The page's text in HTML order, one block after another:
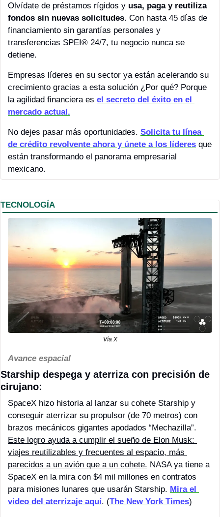
Olvídate de préstamos rígidos y usa, paga y reutiliza
fondos sin nuevas solicitudes. Con hasta 45 días de
financiamiento sin garantías personales y
transferencias SPEI® 24/7, tu negocio nunca se
detiene.
Empresas líderes en su sector ya están acelerando su
crecimiento gracias a esta solución ¿Por qué? Porque
la agilidad financiera es el secreto del éxito en el
mercado actual.
No dejes pasar más oportunidades. Solicita tu línea
de crédito revolvente ahora y únete a los líderes que
están transformando el panorama empresarial
mexicano.
TECNOLOGÍA
Vía X
Avance espacial
Starship despega y aterriza con precisión de
cirujano:
SpaceX hizo historia al lanzar su cohete Starship y
conseguir aterrizar su propulsor (de 70 metros) con
Este logro ayuda a cumplir el sueño de Elon Musk:
viajes reutilizables y frecuentes al espacio, más
parecidos a un avión que a un cohete. NASA ya tiene a
SpaceX en la mira con $4 mil millones en contratos
para misiones lunares que usarán Starship. Mira el
video del aterrizaje aquí. (The New York Times)